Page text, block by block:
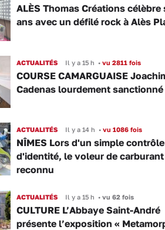
ALÈS Thomas Créations célèbre
ans avec un défilé rock à Alès
ACTUALITÉS Il y a 15 h •vu 2811 fois
COURSE CAMARGUAISE
Cadenas lourdement sanctionné
ACTUALITÉS Il y a 14 h •vu 1086 fois
NÎMES Lors d'un simple contrôle
d'identité, le voleur de
reconnu
ACTUALITÉS Il y a 15 h •vu 62 fois
CULTURE L’Abbaye Saint-André
présente l’exposition «